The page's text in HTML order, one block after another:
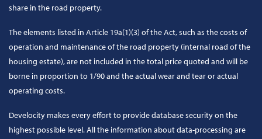
share in the road property.
The elements listed in Article 19a(1)(3) of the Act, such as the costs of
operation and maintenance of the road property (internal road of the
housing estate), are not included in the total price quoted and will be
borne in proportion to 1/90 and the actual wear and tear or actual
operating costs.
Develocity makes every effort to provide database security on the
highest possible level. All the information about data-processing are